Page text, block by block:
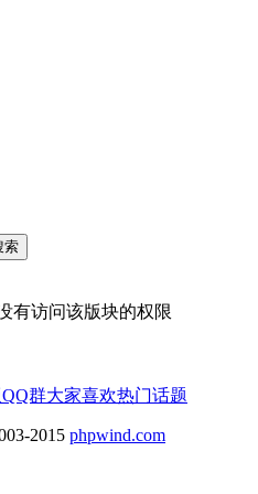
索
有访问该版块的权限
QQ群大家喜欢热门话题
2015 phpwind.com